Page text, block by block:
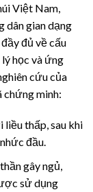
Việt Nam,
dân gian dạng
đủ về cấu
học và ứng
cứu của
chứng minh:
liều thấp, sau khi
đầu.
gây ngủ,
sử dụng